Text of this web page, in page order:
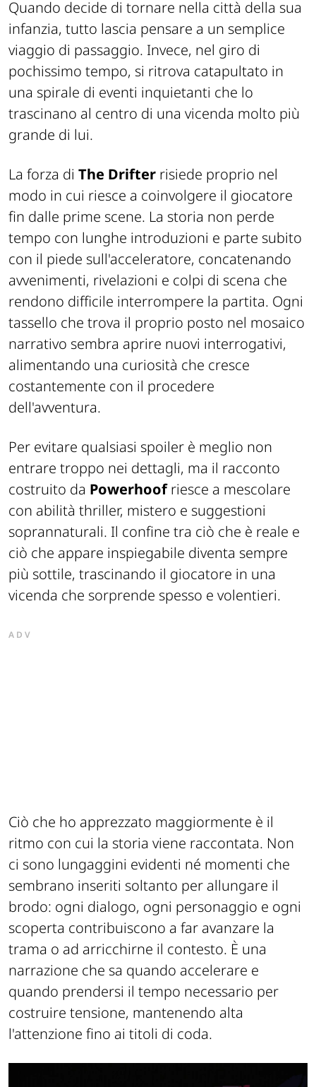
Quando decide di tornare nella città della sua
infanzia, tutto lascia pensare a un semplice
viaggio di passaggio. Invece, nel giro di
pochissimo tempo, si ritrova catapultato in
una spirale di eventi inquietanti che lo
trascinano al centro di una vicenda molto più
grande di lui.
La forza di The Drifter risiede proprio nel
modo in cui riesce a coinvolgere il giocatore
fin dalle prime scene. La storia non perde
tempo con lunghe introduzioni e parte subito
con il piede sull'acceleratore, concatenando
avvenimenti, rivelazioni e colpi di scena che
rendono difficile interrompere la partita. Ogni
tassello che trova il proprio posto nel mosaico
narrativo sembra aprire nuovi interrogativi,
alimentando una curiosità che cresce
costantemente con il procedere
dell'avventura.
Per evitare qualsiasi spoiler è meglio non
entrare troppo nei dettagli, ma il racconto
costruito da Powerhoofriesce a mescolare
con abilità thriller, mistero e suggestioni
soprannaturali. Il confine tra ciò che è reale e
ciò che appare inspiegabile diventa sempre
più sottile, trascinando il giocatore in una
vicenda che sorprende spesso e volentieri.
ADV
Ciò che ho apprezzato maggiormente è il
ritmo con cui la storia viene raccontata. Non
ci sono lungaggini evidenti né momenti che
sembrano inseriti soltanto per allungare il
brodo: ogni dialogo, ogni personaggio e ogni
scoperta contribuiscono a far avanzare la
trama o ad arricchirne il contesto. È una
narrazione che sa quando accelerare e
quando prendersi il tempo necessario per
costruire tensione, mantenendo alta
l'attenzione fino ai titoli di coda.